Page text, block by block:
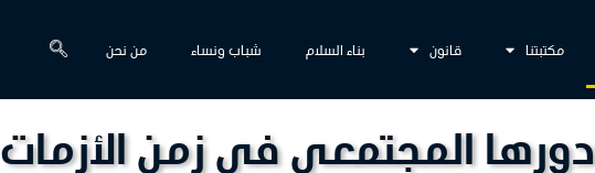
مكتبتنا قانون بناء السلام شباب ونساء من نحن
المجتمعي في زمن الأزمات